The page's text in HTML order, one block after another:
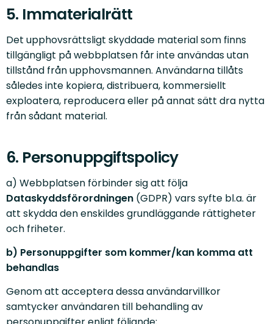
5. Immaterialrätt
Det upphovsrättsligt skyddade material som finns
tillgängligt på webbplatsen får inte användas utan
tillstånd från upphovsmannen. Användarna tillåts
således inte kopiera, distribuera, kommersiellt
exploatera, reproducera eller på annat sätt dra nytta
från sådant material.
6. Personuppgiftspolicy
a) Webbplatsen förbinder sig att följa
Dataskyddsförordningen (GDPR) vars syfte bl.a. är
att skydda den enskildes grundläggande rättigheter
och friheter.
b) Personuppgifter som kommer/kan komma att
behandlas
Genom att acceptera dessa användarvillkor
samtycker användaren till behandling av